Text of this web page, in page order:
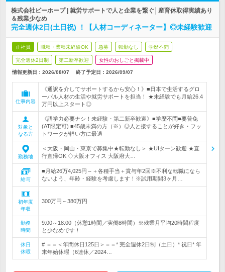
株式会社ビーホープ | 就労サポートで人と企業を繋ぐ│産育休取得実績あり
＆残業少なめ
完全週休2日(土日祝) ！【人材コーディネーター】◎未経験歓迎
正社員 職種・業種未経験OK 急募 転勤なし 学歴不問
完全週休2日制 第二新卒歓迎 女性のおしごと掲載中
情報更新日：2026/08/07 終了予定日： 2026/09/07
仕事内容
《通訳を介してサポートするから安心！》■日本で生活するグロ
ーバル人材の生活や就労サポートを担当！ ★未経験でも月給26.4
万円以上スタート◎
対象と
なる方
《語学力必要ナシ！未経験・第二新卒歓迎》■学歴不問■要普免
(AT限定可) ■45歳未満の方（※）◎人と接することが好き・フッ
トワークが軽い方に最適
勤務地
＜大阪・岡山・東京で募集中★転勤なし＞ ★UIターン歓迎 ★直
行直帰OK ◇大阪オフィス 大阪府大…
給与
■月給26万4,025円～＋各種手当＋賞与年2回※不利な転職になら
ないよう、年齢・経験を考慮します！※試用期間3ヶ月…
初年度
年収
300万円～380万円
勤務
時間
9:00～18:00（休憩1時間／実働8時間）※残業月平均20時間程度
と少なめです！
休日
休暇
# ＝＝＜年間休日125日＞＝＝* 完全週休2日制（土日）* 祝日* 年
末年始休暇（6連休／2024…